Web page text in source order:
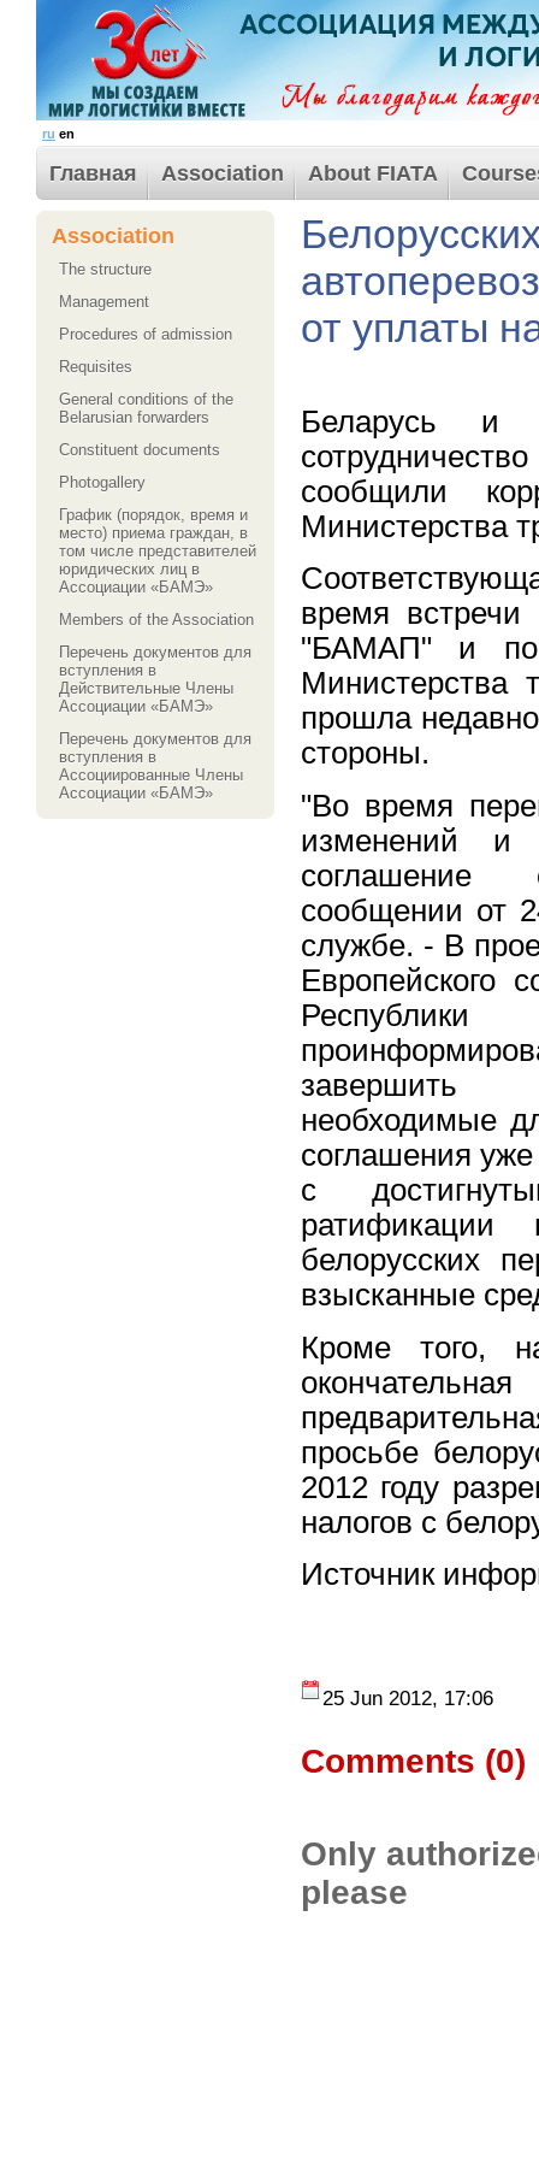
ru en
Главная Association About FIATA
Association
The structure
Management
Procedures of admission
Requisites
General conditions of the
Belarusian forwarders
Сonstituent documents
Photogallery
График (порядок, время и
место) приема граждан, в
том числе представителей
юридических лиц в
Ассоциации «БАМЭ»
Members of the Association
Перечень документов для
вступления в
Действительные Члены
Ассоциации «БАМЭ»
Перечень документов для
вступления в
Ассоциированные Члены
Ассоциации «БАМЭ»
от уплаты
Беларусь и
сообщили
Министерства
время встречи
"БАМАП" и
Министерства
прошла
стороны.
"Во время
изменений и
соглашение
сообщении от
службе. - В
Европейского
Республики
завершить
необходимые
соглашения уже
с
белорусских
взысканные
Кроме того,
просьбе
2012 году
налогов с
Источник
25 Jun 2012, 17:06
Comments (0)
Only
please